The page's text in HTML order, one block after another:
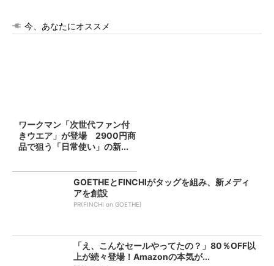
今、あなたにオススメ
ワークマン「次世代ファン付
きウエア」が登場 2900円商
品で狙う「日常使い」の新...
GOETHEとFINCHIがタッグを組み、新メディ
アを創設
PR(FINCHI on GOETHE)
「え、こんなセールやってたの？」80％OFF以
上が続々登場！Amazonの本気が...